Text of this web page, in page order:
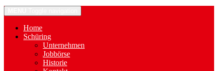
Home
Schüring
Unternehmen
Jobbörse
Historie